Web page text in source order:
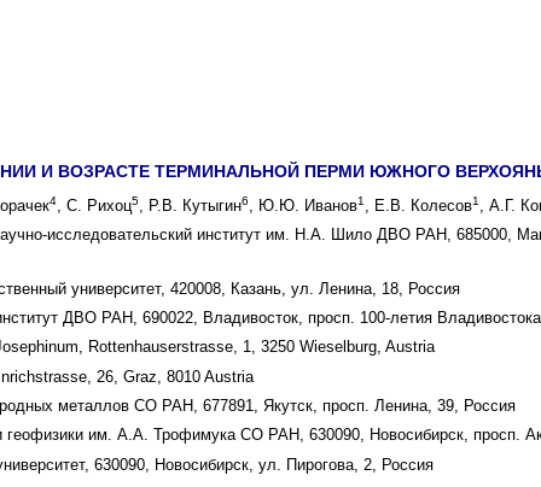
И ВОЗРАСТЕ ТЕРМИНАЛЬНОЙ ПЕРМИ ЮЖНОГО
4, С. Рихоц5, Р.В. Кутыгин6, Ю.Ю. Иванов1 , Е.В. Колесов1 , А.Г.
исследовательский институт им. Н.А. Шило ДВО РАН, 685000,
университет, 420008, Казань, ул. Ленина, 18, Россия
ДВО РАН, 690022, Владивосток, просп. 100-летия
Rottenhauserstrasse, 1, 3250 Wieselburg, Austria
26, Graz, 8010 Austria
металлов СО РАН, 677891, Якутск, просп. Ленина, 39, Россия
и геофизики им. А.А. Трофимука СО РАН, 630090, Новосибирск, просп.
630090, Новосибирск, ул. Пирогова, 2, Россия